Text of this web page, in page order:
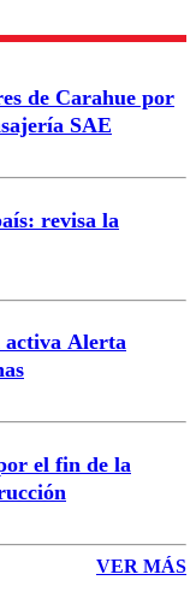
de Carahue por
SAE
revisa la
activa Alerta
el fin de la
VER MÁS